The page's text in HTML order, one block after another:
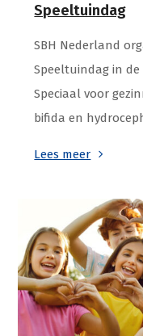
Speeltuindag
SBH Nederland
Speeltuindag in de
Speciaal voor
bifida en
Lees meer